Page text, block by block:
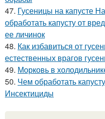
47. Гусеницы на капусте
обработать капусту от
ее личинок
48. Как избавиться от
естественных врагов
49. Морковь в
50. Чем обработать
Инсектициды